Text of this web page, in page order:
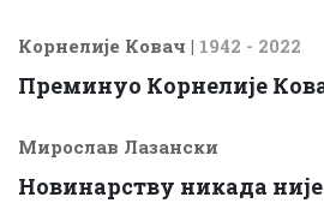
Корнелије Ковач | 1942 - 2022
Преминуо Корнелије
Мирослав Лазански
Новинарству никада